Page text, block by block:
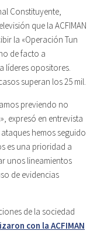
Constituyente,
que la ACFIMAN
la «Operación Tun
de facto a
líderes opositores.
superan los 25 mil.
previendo no
expresó en entrevista
ataques hemos seguido
es una prioridad a
unos lineamientos
de evidencias
de la sociedad
con la ACFIMAN